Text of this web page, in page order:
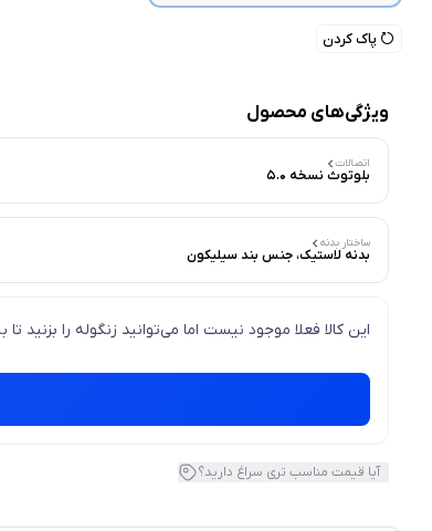
پاک کردن
ویژگی‌های محصول
اتصالات
بلوتوث نسخه ۵.۰
ساختار بدنه
بدنه لاستیک، جنس بند سیلیکون
این کالا فعلا موجود نیست اما می‌توانید زنگوله را
آیا قیمت مناسب تری سراغ دارید؟